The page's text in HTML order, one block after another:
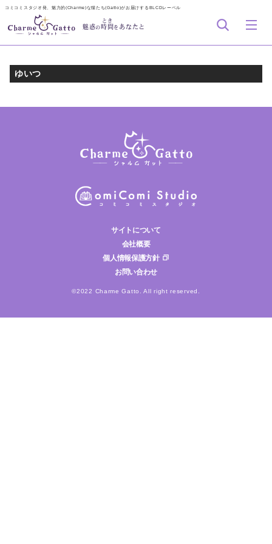
コミコミスタジオ発、魅力的(Charme)な猫たち(Gatto)がお届けするBLCDレーベル
魅惑の 時間
とき
を あなたと
ゆいつ
サイトについて
会社概要
個人情報保護方針
お問い合わせ
©2022 Charme Gatto. All right reserved.